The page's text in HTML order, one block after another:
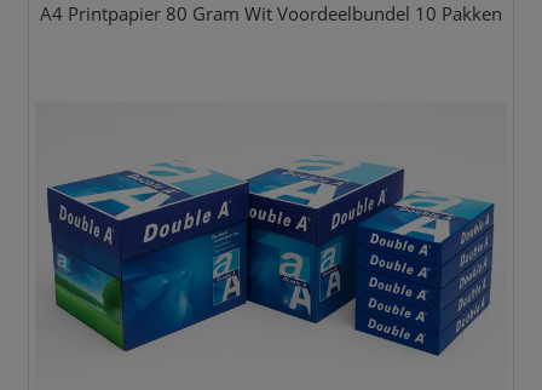
A4 Printpapier 80 Gram Wit Voordeelbundel 10 Pakken